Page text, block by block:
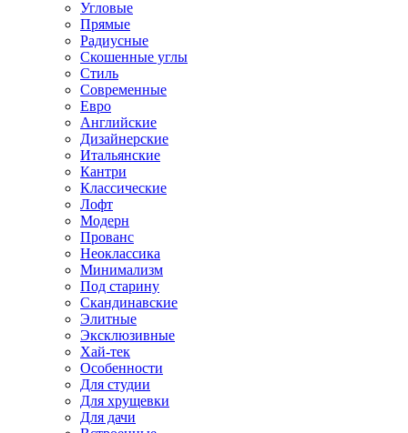
Угловые
Прямые
Радиусные
Скошенные углы
Стиль
Современные
Евро
Английские
Дизайнерские
Итальянские
Кантри
Классические
Лофт
Модерн
Прованс
Неоклассика
Минимализм
Под старину
Скандинавские
Элитные
Эксклюзивные
Хай-тек
Особенности
Для студии
Для хрущевки
Для дачи